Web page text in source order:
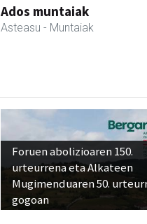
Ados muntaiak
Asteasu - Muntaiak
Foruen abolizioaren 150.
urteurrena eta Alkateen
Mugimenduaren 50.
gogoan